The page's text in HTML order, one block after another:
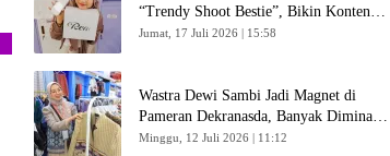
“Trendy Shoot Bestie”, Bikin Konten
Kreator Makin Betah
Jumat, 17 Juli 2026 | 15:58
Wastra Dewi Sambi Jadi Magnet di
Pameran Dekranasda, Banyak Diminati
Pengunjung
Minggu, 12 Juli 2026 | 11:12